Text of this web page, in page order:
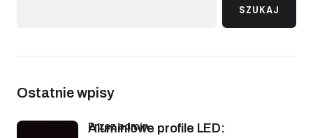
SZUKAJ
Ostatnie wpisy
Aluminiowe profile LED:
przez admin